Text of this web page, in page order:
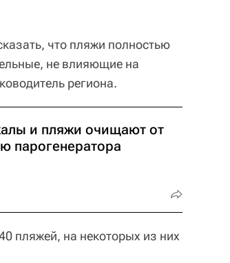
что пляжи полностью
не влияющие на
региона.
и пляжи очищают от
парогенератора
пляжей, на некоторых из них